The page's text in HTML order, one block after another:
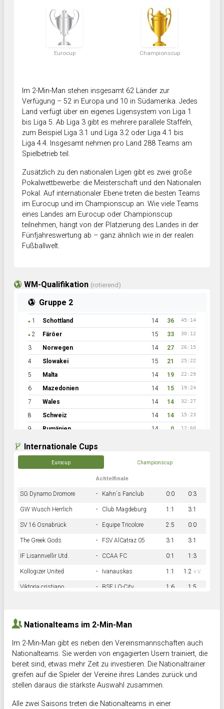
Eurocup Championscup
Im 2-Min-Man stehen insgesamt 62 Länder zur
Verfügung – 52 in Europa und 10 in Südamerika. Jedes
Land verfügt über ein eigenes Ligensystem von Liga 1
bis Liga 5. Ab Liga 3 gibt es mehrere parallele Staffeln,
zum Beispiel Liga 3.1 und Liga 3.2 oder Liga 4.1 bis
Liga 4.4. Insgesamt nehmen pro Land 288 Teams am
Spielbetrieb teil.
Zusätzlich zu den nationalen Ligen gibt es zwei große
Pokalwettbewerbe: die Meisterschaft und den Nationalen
Pokal. Auf internationaler Ebene treten die besten Teams
im Eurocup und im Championscup an. Wie viele Teams
eines Landes am Eurocup oder Championscup
teilnehmen, hängt von der Platzierung des Landes in der
Fünfjahreswertung ab – ganz ähnlich wie in der realen
Fußballwelt.
WM-Qualifikation (rotierend)
Gruppe 2
● 1 Schottland 14 36 45:14
● 2 Färöer 15 33 30:12
3 Norwegen 14 27 26:15
4 Slowakei 15 21 25:22
5 Malta 14 19 22:29
6 Mazedonien 14 15 19:24
7 Wales 14 14 32:27
8 Schweiz 14 14 15:23
9 Rumänien 14 0 12:60
Internationale Cups
Eurocup Championscup
Achtelfinale
SG Dynamo Dromore - Kahn´s Fanclub 0:0 0:3
GW Wusch Herrlich - Club Magdeburg 1:1 3:1
SV 16 Osnabrück - Equipe Tricolore 2:5 0:0
The Greek Gods - FSV AlCatraz 05 3:1 3:1
IF Lisannvellir Utd. - CCAA FC 0:1 1:3
Kollogizer United - Ivanauskas 1:1 1:2 n.V.
Viktoria cristiano - BSF LO-City 1:6 1:5
Nationalteams im 2-Min-Man
Im 2-Min-Man gibt es neben den Vereinsmannschaften auch
Nationalteams. Sie werden von engagierten Usern trainiert, die
bereit sind, etwas mehr Zeit zu investieren. Die Nationaltrainer
greifen auf die Spieler der Vereine ihres Landes zurück und
stellen daraus die stärkste Auswahl zusammen.
Alle zwei Saisons treten die Nationalteams in einer